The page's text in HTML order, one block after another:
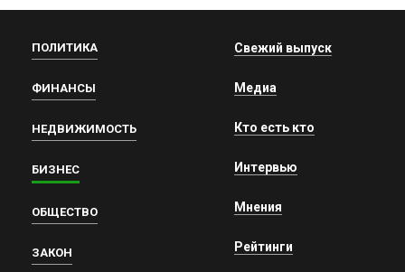
ПОЛИТИКА
ФИНАНСЫ
НЕДВИЖИМОСТЬ
БИЗНЕС
ОБЩЕСТВО
ЗАКОН
Свежий выпуск
Медиа
Кто есть кто
Интервью
Мнения
Рейтинги